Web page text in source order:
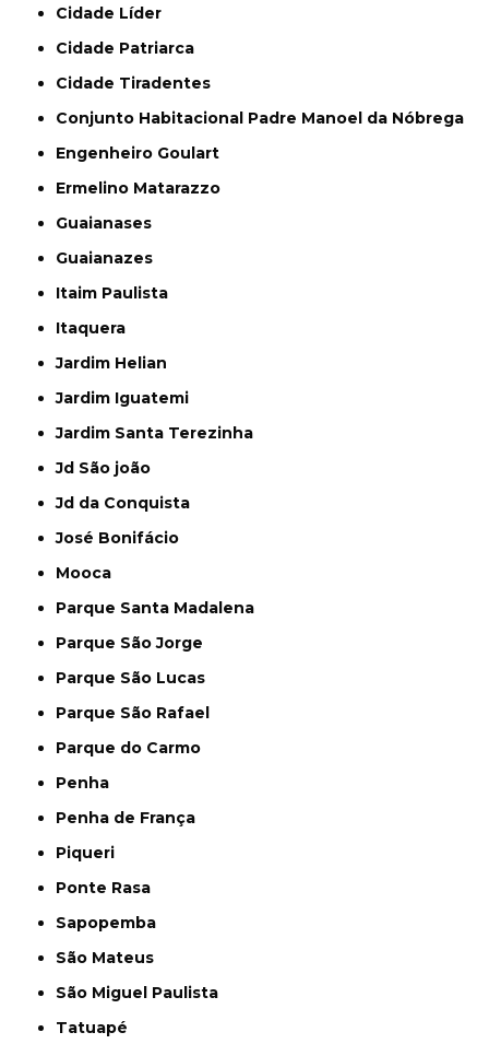
Cidade Líder
Cidade Patriarca
Cidade Tiradentes
Conjunto Habitacional Padre Manoel da Nóbrega
Engenheiro Goulart
Ermelino Matarazzo
Guaianases
Guaianazes
Itaim Paulista
Itaquera
Jardim Helian
Jardim Iguatemi
Jardim Santa Terezinha
Jd São joão
Jd da Conquista
José Bonifácio
Mooca
Parque Santa Madalena
Parque São Jorge
Parque São Lucas
Parque São Rafael
Parque do Carmo
Penha
Penha de França
Piqueri
Ponte Rasa
Sapopemba
São Mateus
São Miguel Paulista
Tatuapé